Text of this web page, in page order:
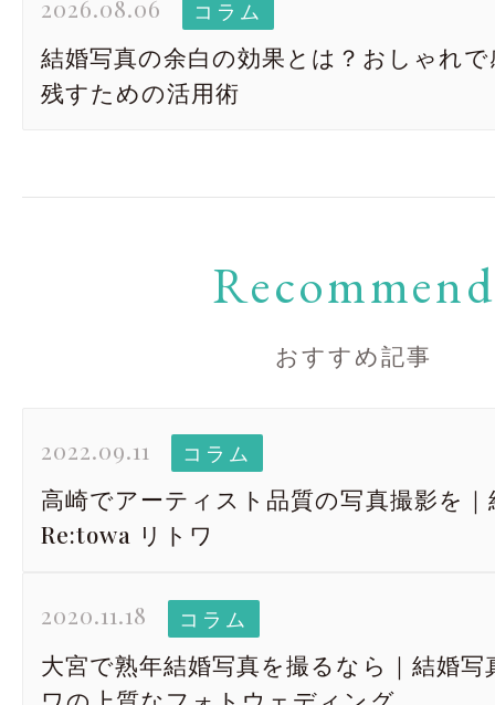
2026.08.06 コラム
結婚写真の余白の効果とは？おしゃれで
残すための活用術
Recommend
おすすめ記事
2022.09.11 コラム
高崎でアーティスト品質の写真撮影を｜
Re:towa リトワ
2020.11.18 コラム
大宮で熟年結婚写真を撮るなら｜結婚